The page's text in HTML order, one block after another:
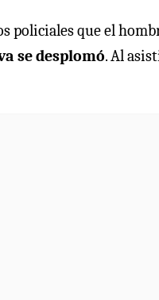
policiales que el
se desplomó. Al